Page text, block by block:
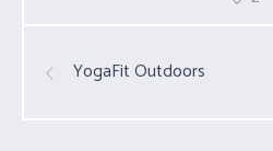
YogaFit Outdoors